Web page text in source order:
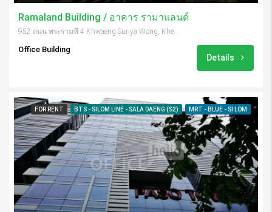
Ramaland Building / อาคาร รามาแลนด์
Office Building
Details
FOR RENT BTS - SILOM LINE - SALA DAENG (S2) MRT - BLUE - SI LOM